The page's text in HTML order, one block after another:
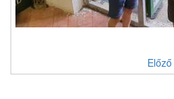
Előző